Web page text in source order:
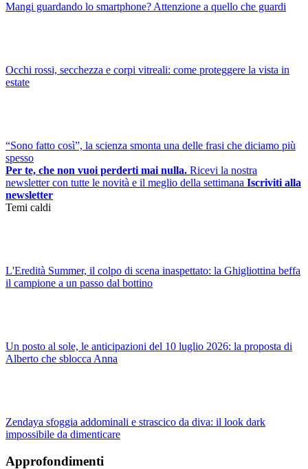
Mangi guardando lo smartphone? Attenzione a quello che guardi
Occhi rossi, secchezza e corpi vitreali: come proteggere la vista in
estate
“Sono fatto così”, la scienza smonta una delle frasi che diciamo più
spesso
Per te, che non vuoi perderti mai nulla. Ricevi la nostra
newsletter con tutte le novità e il meglio della settimana Iscriviti alla
newsletter
Temi caldi
L'Eredità Summer, il colpo di scena inaspettato: la Ghigliottina beffa
il campione a un passo dal bottino
Un posto al sole, le anticipazioni del 10 luglio 2026: la proposta di
Alberto che sblocca Anna
Zendaya sfoggia addominali e strascico da diva: il look dark
impossibile da dimenticare
Approfondimenti